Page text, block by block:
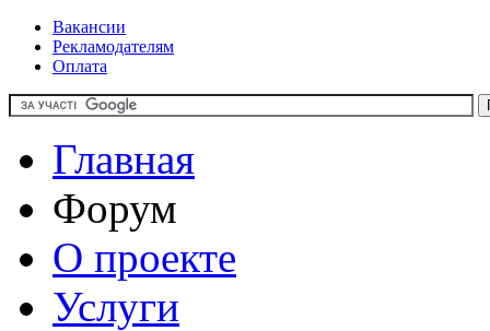
Вакансии
Рекламодателям
Оплата
Главная
Форум
О проекте
Услуги